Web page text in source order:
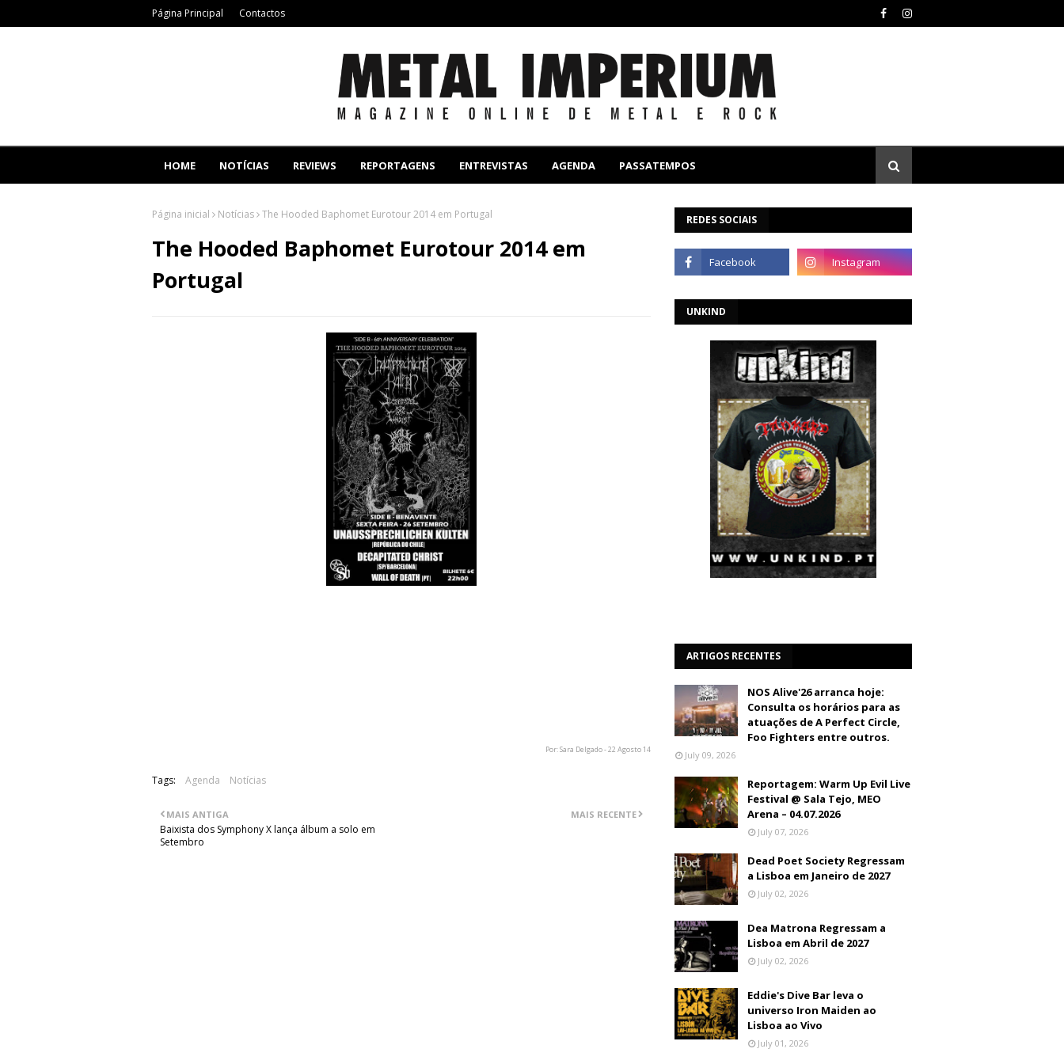
Página Principal Contactos
HOME NOTÍCIAS REVIEWS REPORTAGENS ENTREVISTAS AGENDA PASSATEMPOS
Página inicial Notícias The Hooded Baphomet Eurotour 2014 em Portugal
The Hooded Baphomet Eurotour 2014 em
Portugal
Por: Sara Delgado - 22 Agosto 14
Tags: Agenda Notícias
MAIS RECENTE
MAIS ANTIGA
Baixista dos Symphony X lança álbum a solo em
Setembro
REDES SOCIAIS
UNKIND
ARTIGOS RECENTES
NOS Alive'26 arranca hoje:
Consulta os horários para as
atuações de A Perfect Circle,
Foo Fighters entre outros.
July 09, 2026
Reportagem: Warm Up Evil Live
Festival @ Sala Tejo, MEO
Arena – 04.07.2026
July 07, 2026
Dead Poet Society Regressam
a Lisboa em Janeiro de 2027
July 02, 2026
Dea Matrona Regressam a
Lisboa em Abril de 2027
July 02, 2026
Eddie's Dive Bar leva o
universo Iron Maiden ao
Lisboa ao Vivo
July 01, 2026